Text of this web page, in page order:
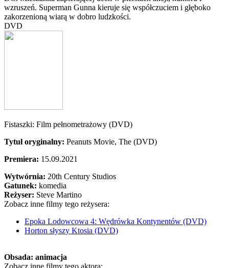
wzruszeń. Superman Gunna kieruje się współczuciem i głęboko
zakorzenioną wiarą w dobro ludzkości.
DVD
Fistaszki: Film pełnometrażowy (DVD)
Tytuł oryginalny: Peanuts Movie, The (DVD)
Premiera: 15.09.2021
Wytwórnia: 20th Century Studios
Gatunek: komedia
Reżyser: Steve Martino
Zobacz inne filmy tego reżysera:
Epoka Lodowcowa 4: Wędrówka Kontynentów (DVD)
Horton słyszy Ktosia (DVD)
Obsada: animacja
Zobacz inne filmy tego aktora: